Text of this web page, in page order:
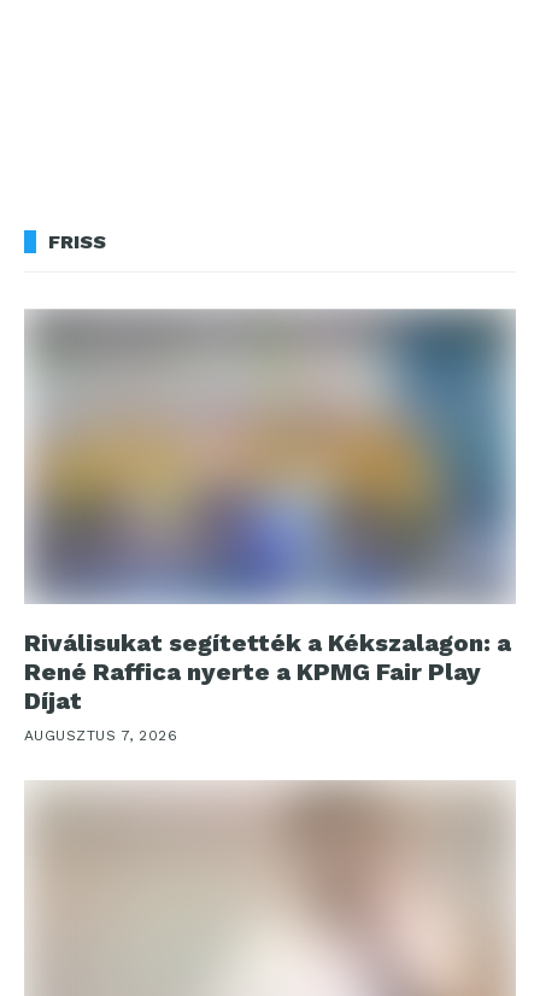
FRISS
Riválisukat segítették a Kékszalagon: a
René Raffica nyerte a KPMG Fair Play
Díjat
AUGUSZTUS 7, 2026